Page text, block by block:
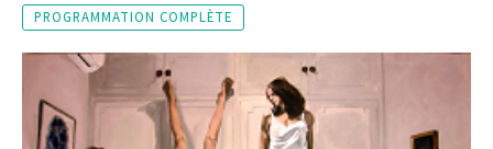
PROGRAMMATION COMPLÈTE